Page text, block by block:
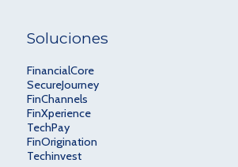
Soluciones
FinancialCore
SecureJourney
FinChannels
FinXperience
TechPay
FinOrigination
Techinvest